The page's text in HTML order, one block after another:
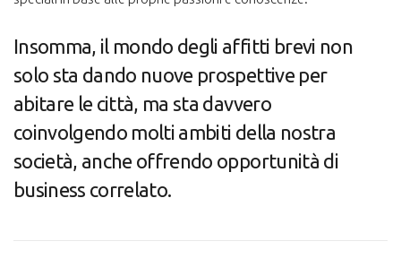
Insomma, il mondo degli affitti brevi non
solo sta dando nuove prospettive per
abitare le città, ma sta davvero
coinvolgendo molti ambiti della nostra
società, anche offrendo opportunità di
business correlato.